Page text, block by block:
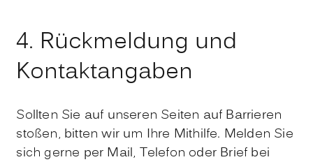
4. Rückmeldung und
Kontaktangaben
Sollten Sie auf unseren Seiten auf Barrieren
stoßen, bitten wir um Ihre Mithilfe. Melden Sie
sich gerne per Mail, Telefon oder Brief bei